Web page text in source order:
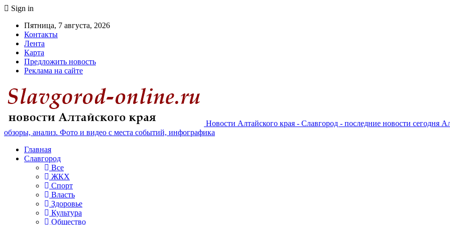
Sign in
Пятница, 7 августа, 2026
Контакты
Лента
Карта
Предложить новость
Реклама на сайте
Новости Алтайского края - Славгород - последние новости сегодня
обзоры, анализ. Фото и видео с места событий, инфографика
Главная
Славгород
Все
ЖКХ
Спорт
Власть
Здоровье
Культура
Общество